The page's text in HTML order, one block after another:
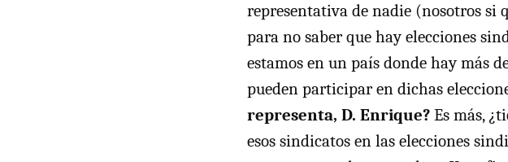
representativa de nadie (nosotros si
para no saber que hay elecciones
estamos en un país donde hay más
pueden participar en dichas
representa, D. Enrique? Es más,
esos sindicatos en las elecciones